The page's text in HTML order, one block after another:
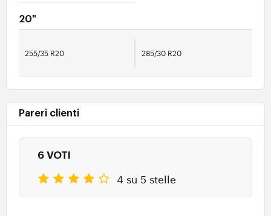
20"
255/35 R20 285/30 R20
Pareri clienti
6 VOTI
4 su 5 stelle